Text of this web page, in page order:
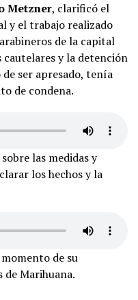
Metzner, clarificó el
y el trabajo realizado
de la capital
y la detención
ser apresado, tenía
de condena.
las medidas y
los hechos y la
de su
Marihuana.